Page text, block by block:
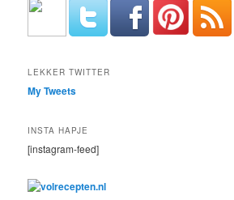
LEKKER TWITTER
My Tweets
INSTA HAPJE
[instagram-feed]